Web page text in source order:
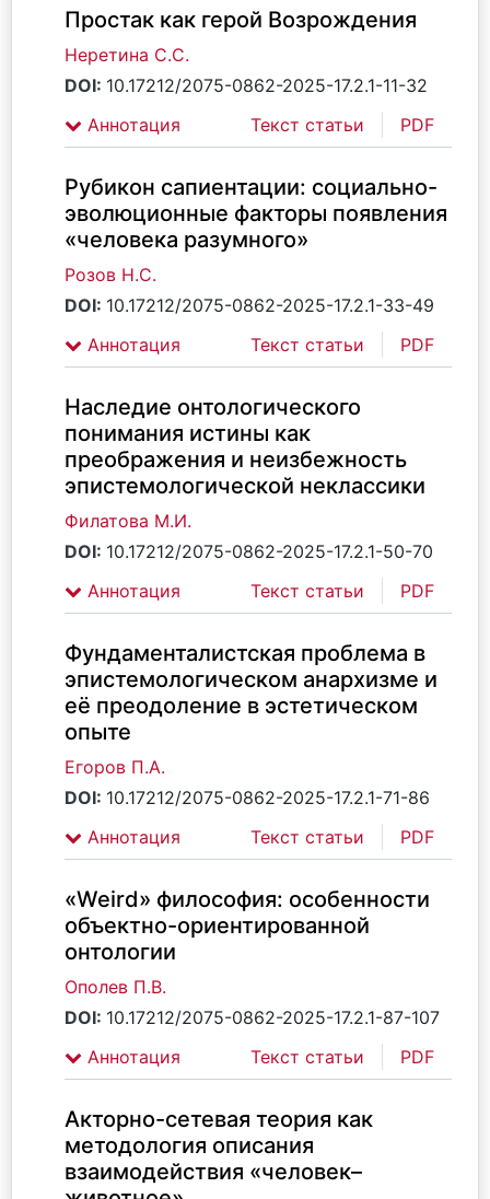
Простак как герой Возрождения
Неретина С.С.
DOI: 10.17212/2075-0862-2025-17.2.1-11-32
Аннотация
Текст статьи PDF
Рубикон сапиентации: социально-
эволюционные факторы появления
«человека разумного»
Розов Н.С.
DOI: 10.17212/2075-0862-2025-17.2.1-33-49
Аннотация
Текст статьи PDF
Наследие онтологического
понимания истины как
преображения и неизбежность
эпистемологической неклассики
Филатова М.И.
DOI: 10.17212/2075-0862-2025-17.2.1-50-70
Аннотация
Текст статьи PDF
Фундаменталистская проблема в
эпистемологическом анархизме и
её преодоление в эстетическом
опыте
Егоров П.А.
DOI: 10.17212/2075-0862-2025-17.2.1-71-86
Аннотация
Текст статьи PDF
«Weird» философия: особенности
объектно-ориентированной
онтологии
Ополев П.В.
DOI: 10.17212/2075-0862-2025-17.2.1-87-107
Аннотация
Текст статьи PDF
Акторно-сетевая теория как
методология описания
взаимодействия «человек–